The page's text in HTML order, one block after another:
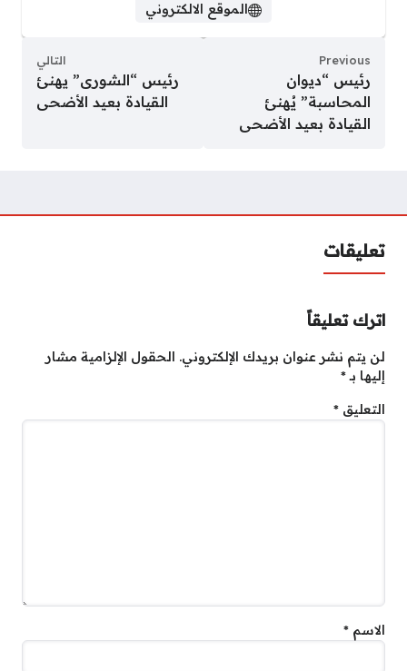
الموقع الالكتروني
Previous
رئيس “ديوان
المحاسبة” يُهنئ
القيادة بعيد الأضحى
التالي
رئيس “الشورى” يهنئ
القيادة بعيد الأضحى
تعليقات
اترك تعليقاً
لن يتم نشر عنوان بريدك الإلكتروني. الحقول الإلزامية مشار
إليها بـ*
التعليق *
الاسم *